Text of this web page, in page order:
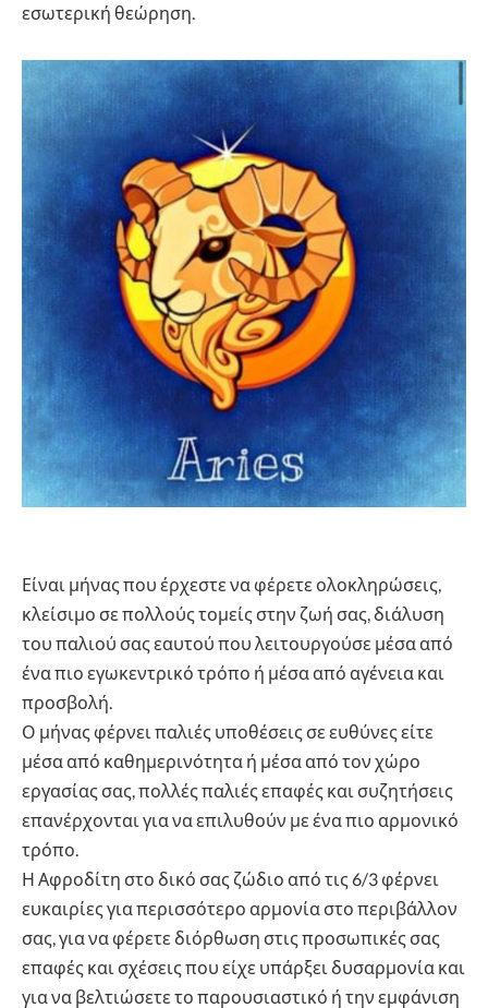
εσωτερική θεώρηση.
Είναι μήνας που έρχεστε να φέρετε ολοκληρώσεις,
κλείσιμο σε πολλούς τομείς στην ζωή σας, διάλυση
του παλιού σας εαυτού που λειτουργούσε μέσα από
ένα πιο εγωκεντρικό τρόπο ή μέσα από αγένεια και
προσβολή.
Ο μήνας φέρνει παλιές υποθέσεις σε ευθύνες είτε
μέσα από καθημερινότητα ή μέσα από τον χώρο
εργασίας σας, πολλές παλιές επαφές και συζητήσεις
επανέρχονται για να επιλυθούν με ένα πιο αρμονικό
τρόπο.
Η Αφροδίτη στο δικό σας ζώδιο από τις 6/3 φέρνει
ευκαιρίες για περισσότερο αρμονία στο περιβάλλον
σας, για να φέρετε διόρθωση στις προσωπικές σας
επαφές και σχέσεις που είχε υπάρξει δυσαρμονία και
για να βελτιώσετε το παρουσιαστικό ή την εμφάνιση